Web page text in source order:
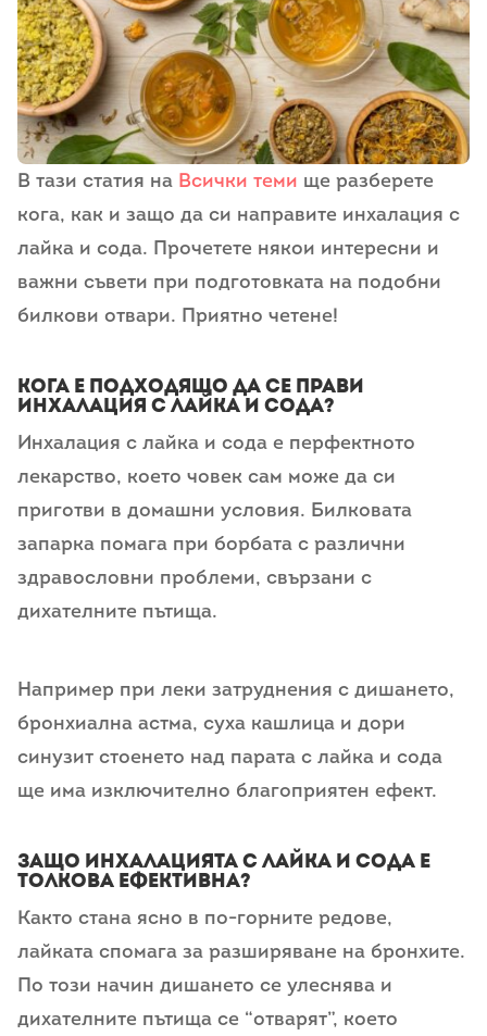
В тази статия на Всички теми ще разберете
кога, как и защо да си направите инхалация с
лайка и сода. Прочетете някои интересни и
важни съвети при подготовката на подобни
билкови отвари. Приятно четене!
Кога е подходящо да се прави
инхалация с лайка и сода?
Инхалация с лайка и сода е перфектното
лекарство, което човек сам може да си
приготви в домашни условия. Билковата
запарка помага при борбата с различни
здравословни проблеми, свързани с
дихателните пътища.
Например при леки затруднения с дишането,
бронхиална астма, суха кашлица и дори
синузит стоенето над парата с лайка и сода
ще има изключително благоприятен ефект.
Защо инхалацията с лайка и сода е
толкова ефективна?
Както стана ясно в по-горните редове,
лайката спомага за разширяване на бронхите.
По този начин дишането се улеснява и
дихателните пътища се “отварят”, което